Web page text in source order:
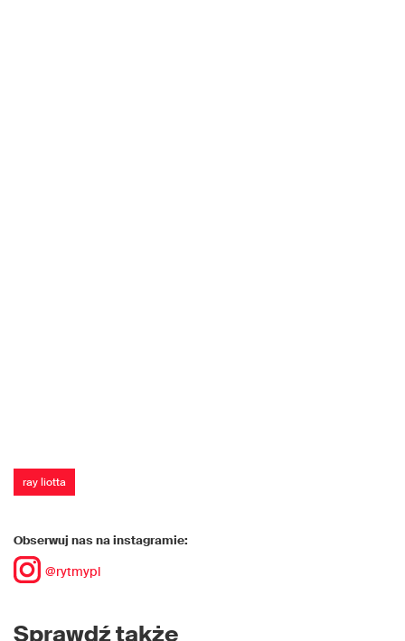
ray liotta
Obserwuj nas na instagramie:
@rytmypl
Sprawdź także